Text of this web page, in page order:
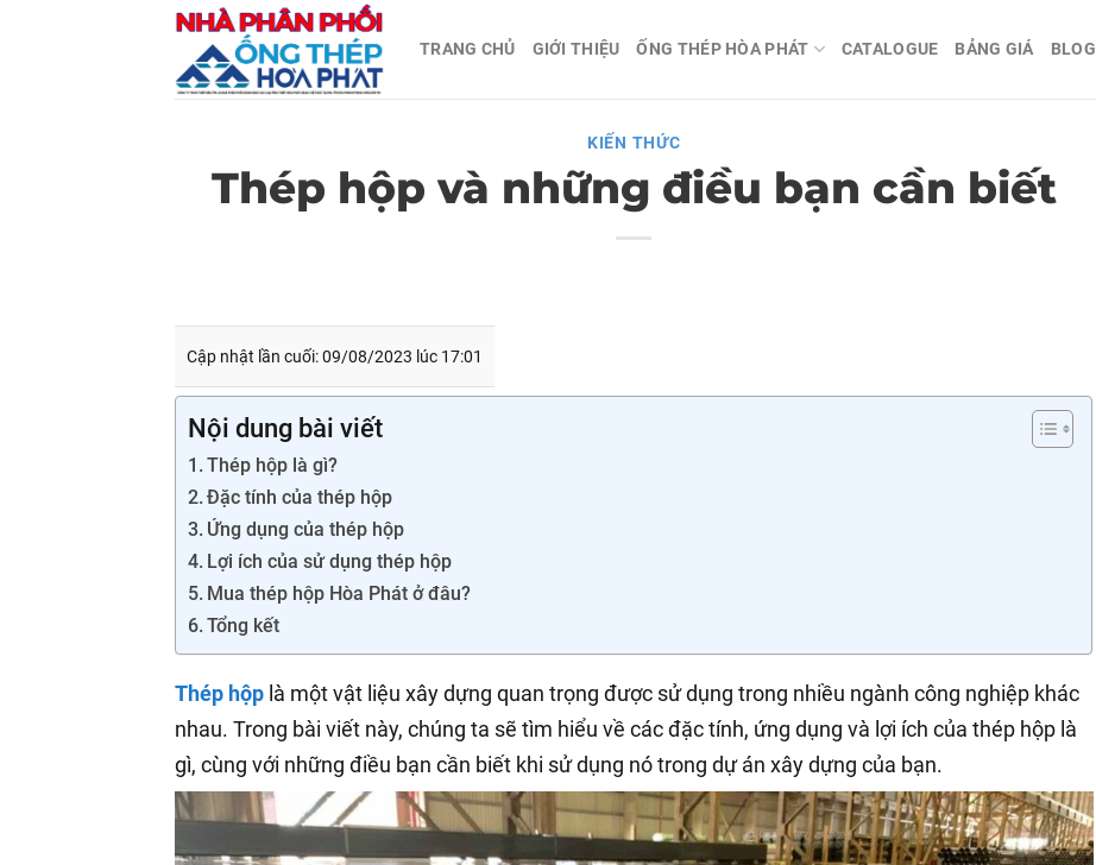
TRANG CHỦ GIỚI THIỆU ỐNG THÉP HÒA PHÁT CATALOGUE BẢNG GIÁ BLOG
KIẾN THỨC
Thép hộp và những điều bạn cần biết
Cập nhật lần cuối: 09/08/2023 lúc 17:01
Nội dung bài viết
Thép hộp là gì?
Đặc tính của thép hộp
Ứng dụng của thép hộp
Lợi ích của sử dụng thép hộp
Mua thép hộp Hòa Phát ở đâu?
Tổng kết
Thép hộp là một vật liệu xây dựng quan trọng được sử dụng trong nhiều ngành công nghiệp khác
nhau. Trong bài viết này, chúng ta sẽ tìm hiểu về các đặc tính, ứng dụng và lợi ích của thép hộp là
gì, cùng với những điều bạn cần biết khi sử dụng nó trong dự án xây dựng của bạn.